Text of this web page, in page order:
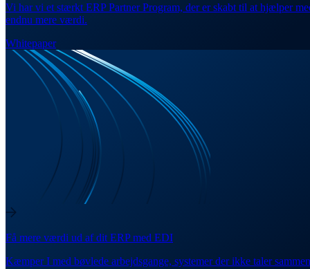
Vi har vi et stærkt ERP Partner Program, der er skabt til at hjælper
endnu mere værdi.
Whitepaper
Få mere værdi ud af dit ERP med EDI
Kæmper I med bøvlede arbejdsgange, systemer der ikke taler